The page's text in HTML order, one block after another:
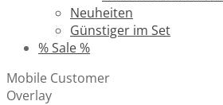
Neuheiten
Günstiger im Set
% Sale %
Mobile Customer
Overlay